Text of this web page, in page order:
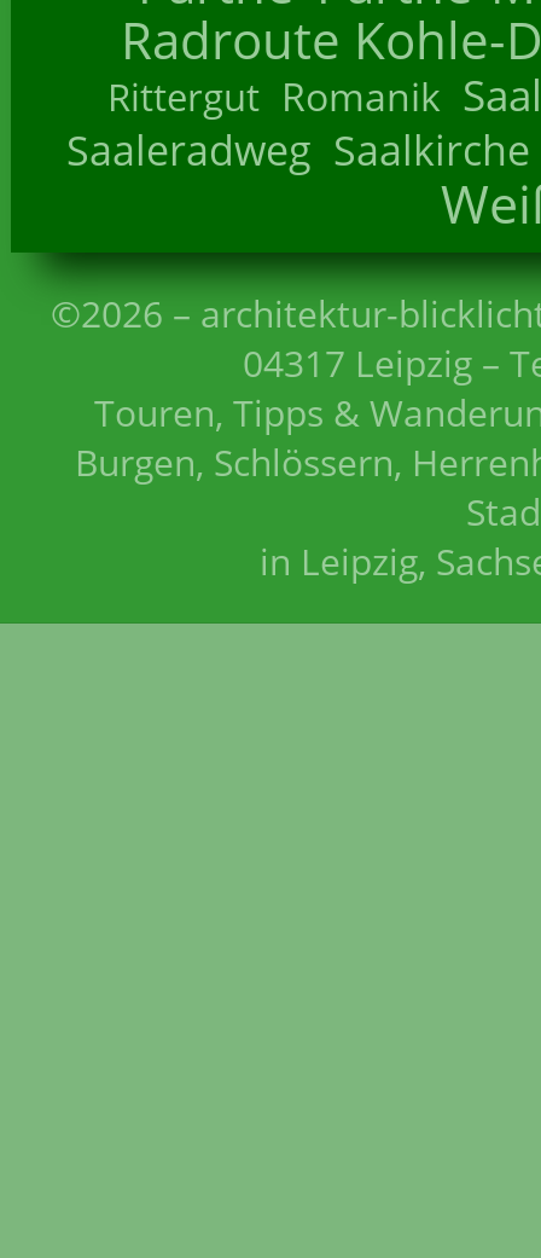
Radroute Kohle-
Rittergut Romanik
Saaleradweg Saalkirche
©2026 – architektur-
04317 Leipzig –
Touren, Tipps &
Burgen, Schlössern,
in Leipzig,